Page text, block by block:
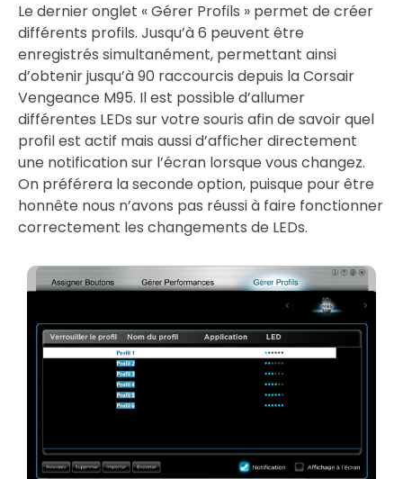
Le dernier onglet « Gérer Profils » permet de créer
différents profils. Jusqu’à 6 peuvent être
enregistrés simultanément, permettant ainsi
d’obtenir jusqu’à 90 raccourcis depuis la Corsair
Vengeance M95. Il est possible d’allumer
différentes LEDs sur votre souris afin de savoir quel
profil est actif mais aussi d’afficher directement
une notification sur l’écran lorsque vous changez.
On préférera la seconde option, puisque pour être
honnête nous n’avons pas réussi à faire fonctionner
correctement les changements de LEDs.